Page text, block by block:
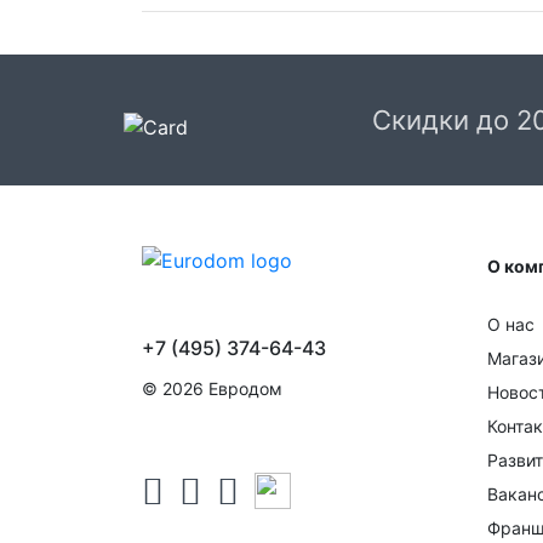
Доставка в Москве и области
При заказе в пункт выдачи СДЭК доставка
Доставка в пункт выдачи осуществляется
только предоплаченных заказов.
Срок доставки от 1 до 2 дней.
Доставка крупногабаритных товаров и
с большим количеством товара
в течении 1-3 дней после оформления
После отгрузки заказа с вами свяжется
Скидки до
О
О нас
+7 (495) 374-64-43
© 2026 Евродом